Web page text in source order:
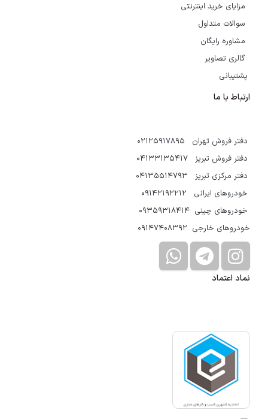
مزایای خرید اینترنتی
سوالات متداول
مشاوره رایگان
گالری تصاویر
پشتیبانی
ارتباط با ما
دفتر فروش تهران 02125917895
دفتر فروش تبریز 04133135417
دفتر مرکزی تبریز 04135514793
خودروهای ایرانی 09142192212
خودروهای چینی 09359318414
خودروهای خارجی 09147408392
نماد اعتماد